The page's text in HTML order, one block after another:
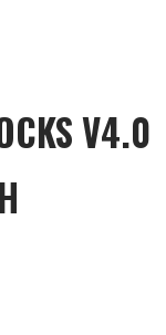
V4.0